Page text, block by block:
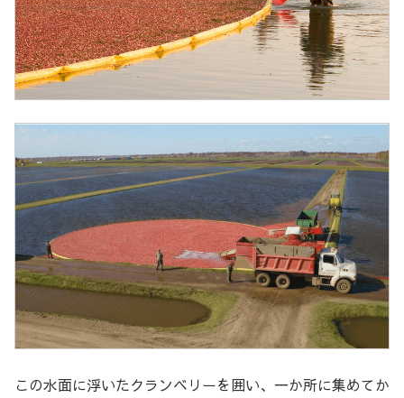
この水面に浮いたクランベリーを囲い、一か所に集めてか